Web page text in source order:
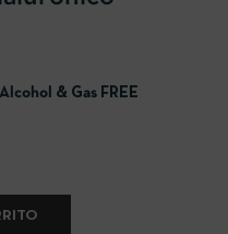
& Gas FREE